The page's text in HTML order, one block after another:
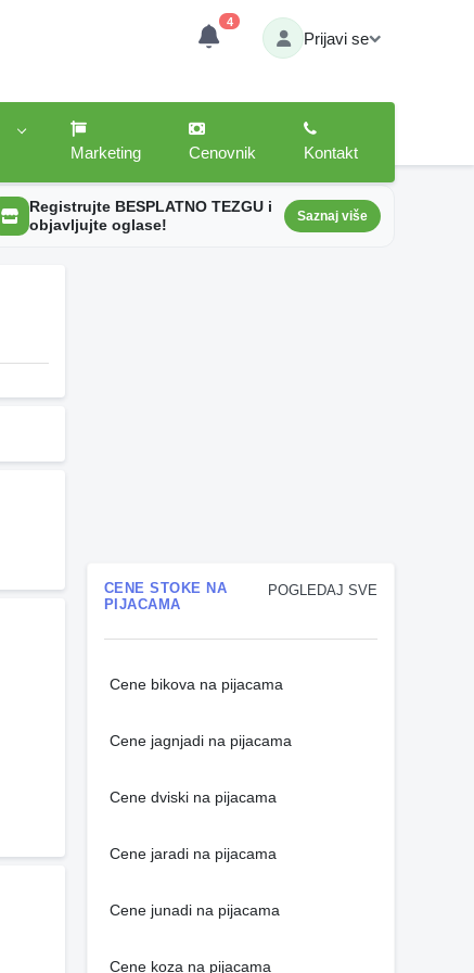
4
Prijavi se
Marketing
Cenovnik Kontakt
Registrujte BESPLATNO TEZGU i
objavljujte oglase!
Saznaj više
POGLEDAJ SVE
CENE STOKE NA
PIJACAMA
Cene bikova na pijacama
Cene jagnjadi na pijacama
Cene dviski na pijacama
Cene jaradi na pijacama
Cene junadi na pijacama
Cene koza na pijacama